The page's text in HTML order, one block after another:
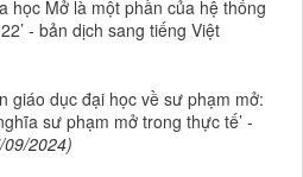
học Mở là một phần của hệ thống
- bản dịch sang tiếng Việt
giáo dục đại học về sư phạm mở:
sư phạm mở trong thực tế’ -
09/2024)